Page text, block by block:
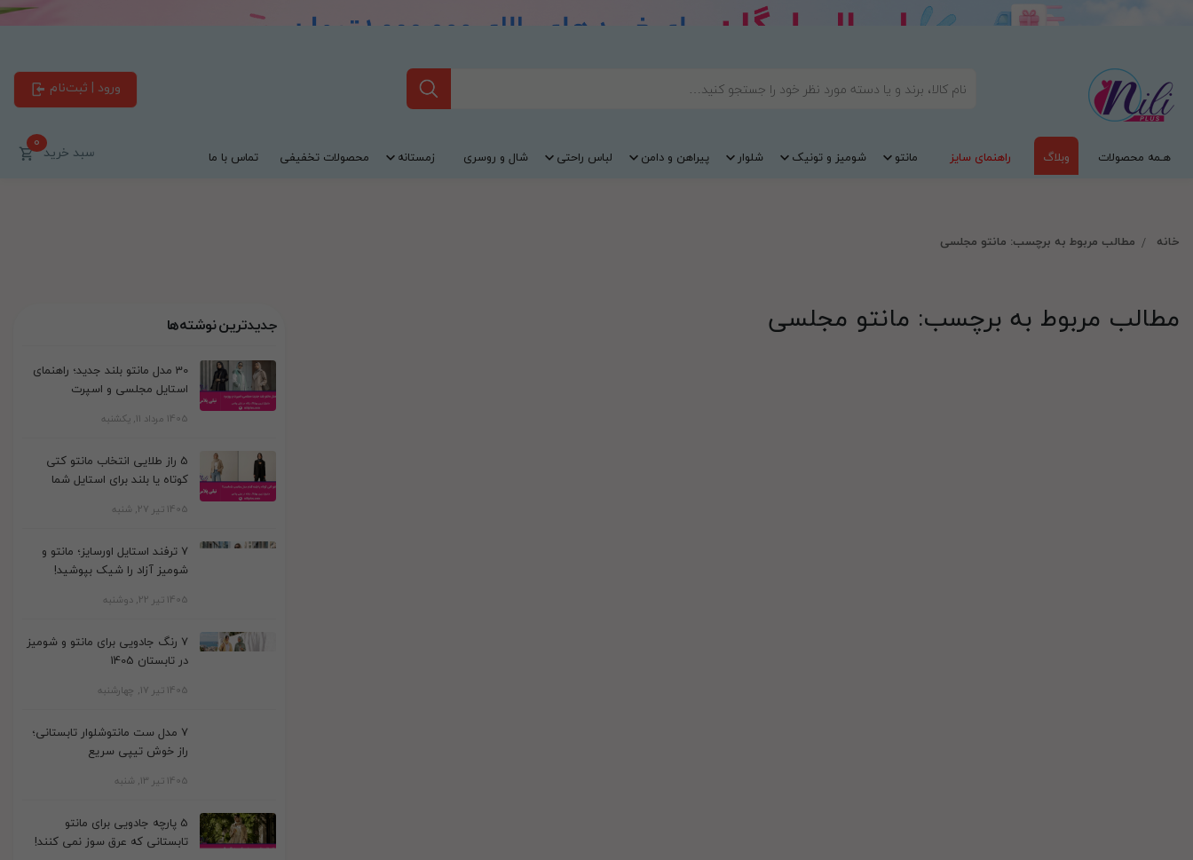
ورود | ثبت‌نام
هـمه محصولات وبلاگ راهنمای سایز مانتو شومیز و تونیک شلوار پیراهن و دامن لباس راحتی شال و روسری زمستانه محصولات تخفیفی تماس با ما سبد خرید0
خانه مطالب مربوط به برچسب: مانتو مجلسی
مطالب مربوط به برچسب: مانتو مجلسی جدیدترین نوشته‌ها
30 مدل مانتو بلند جدید؛ راهنمای
استایل مجلسی و اسپرت
1405 مرداد 11, یکشنبه
5 راز طلایی انتخاب مانتو کتی
کوتاه یا بلند برای استایل شما
1405 تیر 27, شنبه
7 ترفند استایل اورسایز؛ مانتو و
شومیز آزاد را شیک بپوشید!
1405 تیر 22, دوشنبه
7 رنگ جادویی برای مانتو و شومیز
در تابستان 1405
1405 تیر 17, چهارشنبه
7 مدل ست مانتوشلوار تابستانی؛
راز خوش تیپی سریع
1405 تیر 13, شنبه
5 پارچه جادویی برای مانتو
تابستانی که عرق سوز نمی کنند!